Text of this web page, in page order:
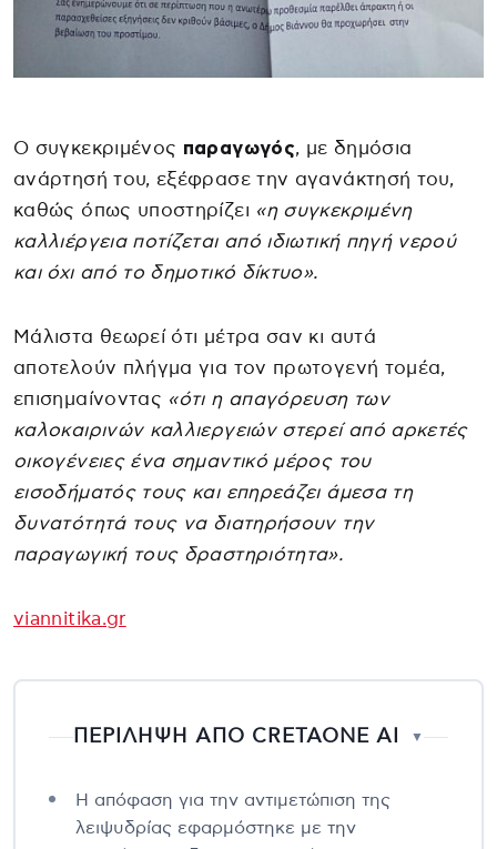
Ο συγκεκριμένος παραγωγός, με δημόσια
ανάρτησή του, εξέφρασε την αγανάκτησή του,
καθώς όπως υποστηρίζει «η συγκεκριμένη
καλλιέργεια ποτίζεται από ιδιωτική πηγή νερού
και όχι από το δημοτικό δίκτυο».
Μάλιστα θεωρεί ότι μέτρα σαν κι αυτά
αποτελούν πλήγμα για τον πρωτογενή τομέα,
επισημαίνοντας «ότι η απαγόρευση των
καλοκαιρινών καλλιεργειών στερεί από αρκετές
οικογένειες ένα σημαντικό μέρος του
εισοδήματός τους και επηρεάζει άμεσα τη
δυνατότητά τους να διατηρήσουν την
παραγωγική τους δραστηριότητα».
viannitika.gr
ΠΕΡΙΛΗΨΗ ΑΠΟ CRETAONE AI ▼
Η απόφαση για την αντιμετώπιση της
λειψυδρίας εφαρμόστηκε με την